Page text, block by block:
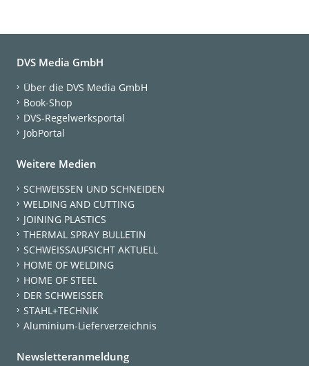
DVS Media GmbH
Über die DVS Media GmbH
Book-Shop
DVS-Regelwerksportal
JobPortal
Weitere Medien
SCHWEISSEN UND SCHNEIDEN
WELDING AND CUTTING
JOINING PLASTICS
THERMAL SPRAY BULLETIN
SCHWEISSAUFSICHT AKTUELL
HOME OF WELDING
HOME OF STEEL
DER SCHWEISSER
STAHL+TECHNIK
Aluminium-Lieferverzeichnis
Newsletteranmeldung